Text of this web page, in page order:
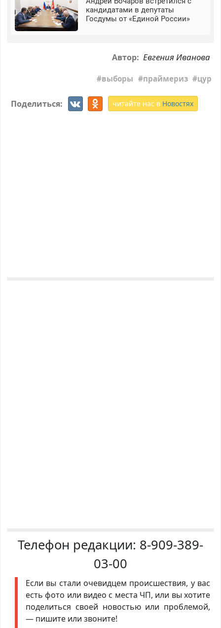
кандидатами в депутаты
Госдумы от «Единой России»
Автор: Евгения Иванова
выборы праймериз цур
Поделиться: читайте нас в Новостях
Телефон редакции: 8-909-389-
03-00
Если вы стали очевидцем происшествия, у вас
есть фото или видео с места ЧП, или вы хотите
поделиться своей новостью или проблемой,
— пишите или звоните!